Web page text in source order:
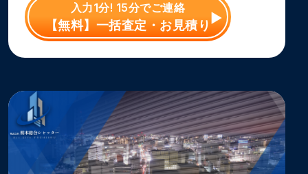
入力1分! 15分でご連絡
【無料】一括査定・お見積り